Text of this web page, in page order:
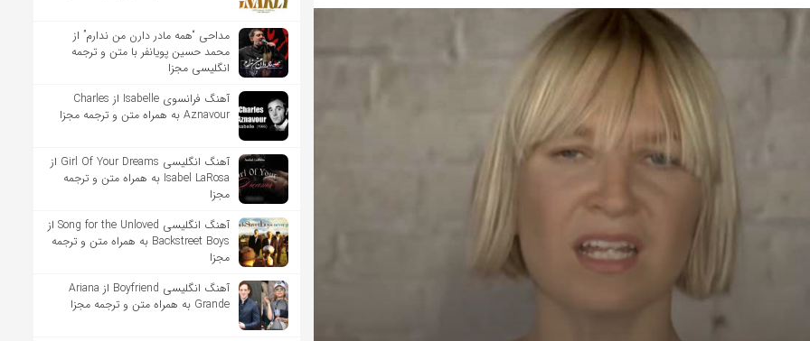
مداحی “همه مادر دارن من ندارم” از
محمد حسین پویانفر با متن و ترجمه
انگلیسی مجزا
آهنگ فرانسوی Isabelle از Charles
Aznavour به همراه متن و ترجمه مجزا
آهنگ انگلیسی Girl Of Your Dreams از
Isabel LaRosa به همراه متن و ترجمه
مجزا
آهنگ انگلیسی Song for the Unloved از
Backstreet Boys به همراه متن و ترجمه
مجزا
آهنگ انگلیسی Boyfriend از Ariana
Grande به همراه متن و ترجمه مجزا